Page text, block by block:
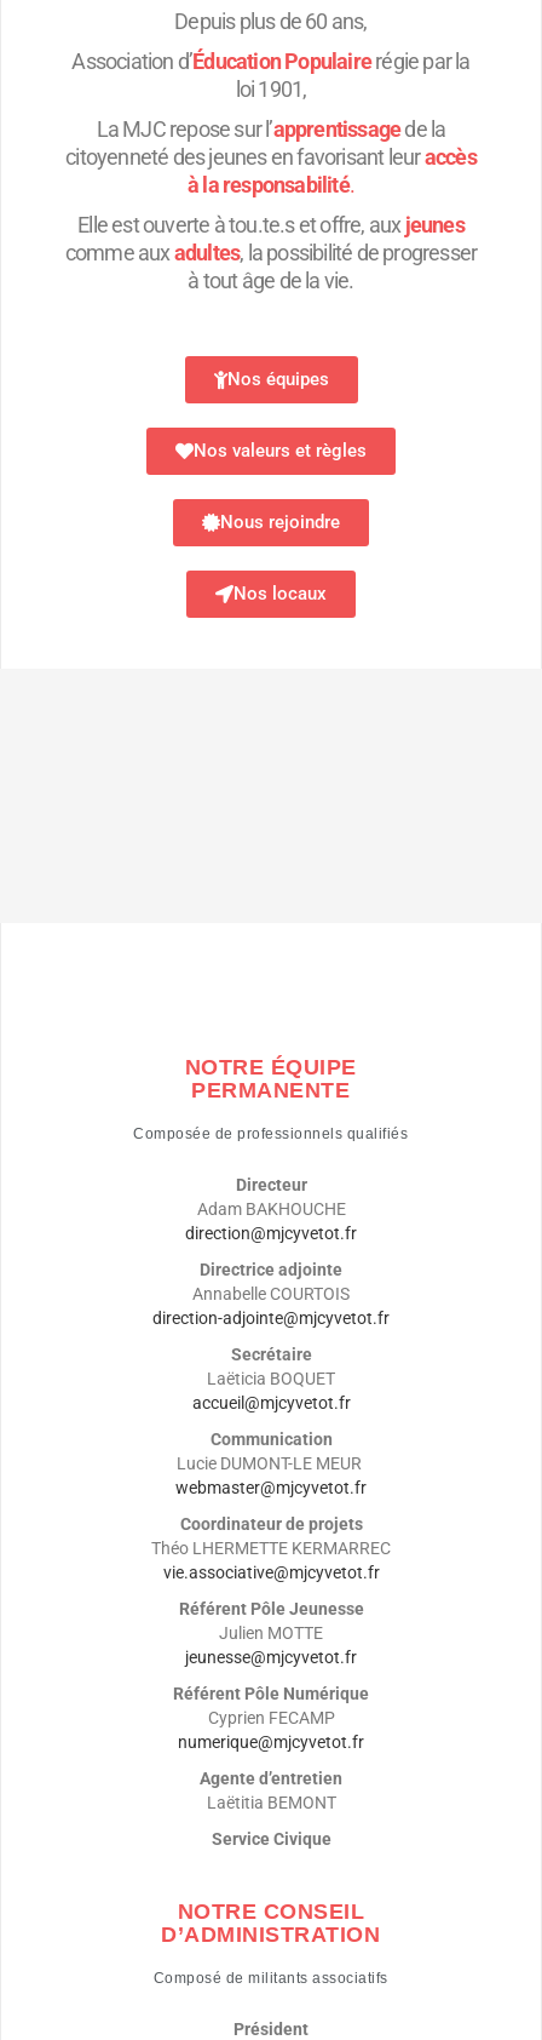
Depuis plus de 60 ans,
Association d’ÉducationPopulairerégie par la
loi 1901,
La MJC repose sur l’apprentissagede la
citoyenneté des jeunes en favorisant leuraccès
à la responsabilité.
Elle est ouverte à tou.te.s et offre, aux jeunes
comme auxadultes, la possibilité de progresser
à tout âge de la vie.
Nos équipes
Nos valeurs et règles
Nous rejoindre
Nos locaux
NOTRE ÉQUIPE
PERMANENTE
Composée de professionnels qualifiés
Directeur
Adam BAKHOUCHE
direction@mjcyvetot.fr
Directrice adjointe
Annabelle COURTOIS
direction-adjointe@mjcyvetot.fr
Secrétaire
Laëticia BOQUET
accueil@mjcyvetot.fr
Communication
Lucie DUMONT-LE MEUR
webmaster@mjcyvetot.fr
Coordinateur de projets
Théo LHERMETTE KERMARREC
vie.associative@mjcyvetot.fr
Référent PôleJeunesse
Julien MOTTE
jeunesse@mjcyvetot.fr
Référent Pôle Numérique
Cyprien FECAMP
numerique@mjcyvetot.fr
Agente d’entretien
Laëtitia BEMONT
Service Civique
NOTRE CONSEIL
D’ADMINISTRATION
Composé de militants associatifs
Président